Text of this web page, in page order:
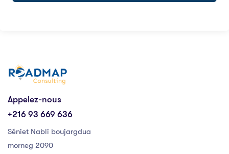
Appelez-nous
+216 93 669 636
Séniet Nabli boujargdua
morneg 2090